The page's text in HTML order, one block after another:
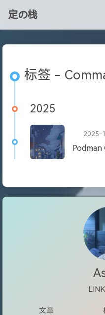
定の栈
标签 -
2025
2025-
文章